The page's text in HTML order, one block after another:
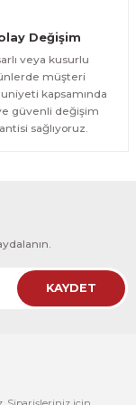
Parça Ahşap Çerçeveli
Değişim
veya kusurlu
müşteri
kapsamında
güvenli değişim
sağlıyoruz.
KAYDET